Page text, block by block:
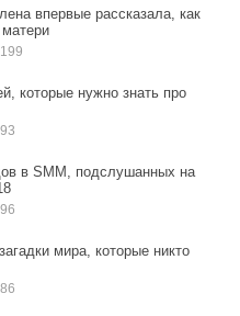
впервые рассказала, как
которые нужно знать про
в SMM, подслушанных на
мира, которые никто